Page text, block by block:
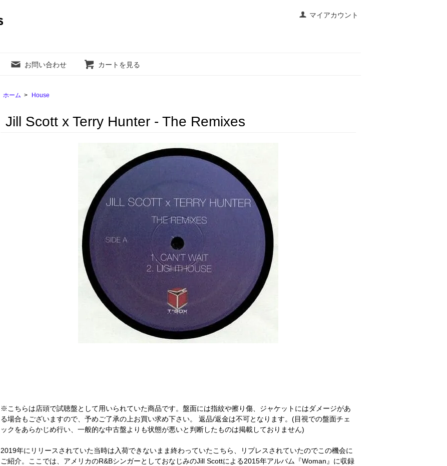
マイアカウント
お問い合わせ カートを見る
ホーム > House
Jill Scott x Terry Hunter - The Remixes
※こちらは店頭で試聴盤として用いられていた商品です。盤面には指紋や擦り傷、ジャケットにはダメージがあ
る場合もございますので、予めご了承の上お買い求め下さい。 返品/返金は不可となります。(目視での盤面チェ
ックをあらかじめ行い、一般的な中古盤よりも状態が悪いと判断したものは掲載しておりません)
2019年にリリースされていた当時は入荷できないまま終わっていたこちら、リプレスされていたのでこの機会に
ご紹介。ここでは、アメリカのR&BシンガーとしておなじみのJill Scottによる2015年アルバム『Woman』に収録